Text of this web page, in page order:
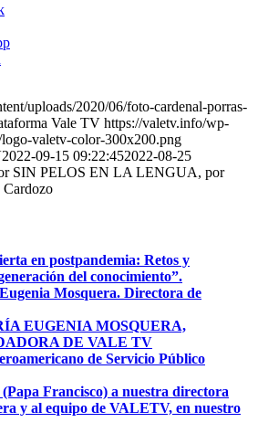
uploads/2020/06/foto-cardenal-porras-
Vale TV https://valetv.info/wp-
valetv-color-300x200.png
2022-09-15 09:22:452022-08-25
SIN PELOS EN LA LENGUA, por
Cardozo
en postpandemia: Retos y
del conocimiento”.
Mosquera. Directora de
EUGENIA MOSQUERA,
DE VALE TV
de Servicio Público
Francisco) a nuestra directora
y al equipo de VALETV, en nuestro